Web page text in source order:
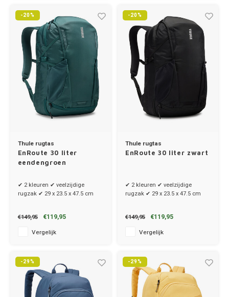
-20%
Thule rugtas
EnRoute 30 liter
eendengroen
✔ 2 kleuren ✔ veelzijdige
rugzak ✔ 29 x 23.5 x 47.5 cm
€149,95 €119,95
Vergelijk
-20%
Thule rugtas
EnRoute 30 liter zwart
✔ 2 kleuren ✔ veelzijdige
rugzak ✔ 29 x 23.5 x 47.5 cm
€149,95 €119,95
Vergelijk
-29% -29%